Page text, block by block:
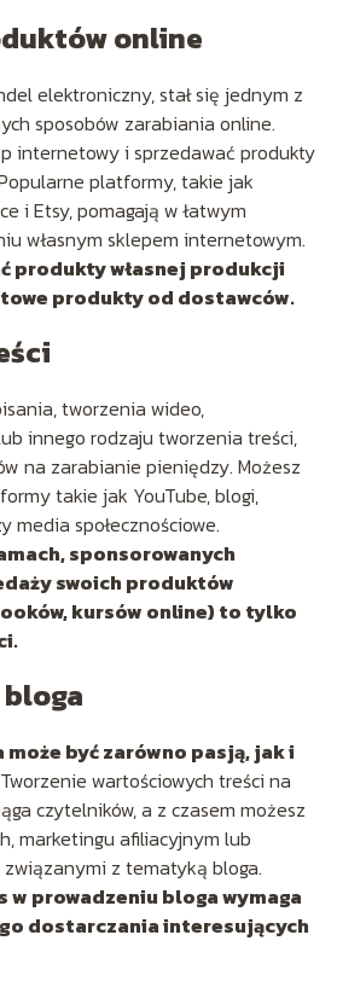
online
elektroniczny, stał się jednym z
sposobów zarabiania online.
internetowy i sprzedawać produkty
platformy, takie jak
i Etsy, pomagają w łatwym
własnym sklepem internetowym.
produkty własnej produkcji
produkty od dostawców.
tworzenia wideo,
innego rodzaju tworzenia treści,
na zarabianie pieniędzy. Możesz
takie jak YouTube, blogi,
społecznościowe.
sponsorowanych
swoich produktów
kursów online) to tylko
być zarówno pasją, jak i
wartościowych treści na
czytelników, a z czasem możesz
marketingu afiliacyjnym lub
z tematyką bloga.
w prowadzeniu bloga wymaga
dostarczania interesujących